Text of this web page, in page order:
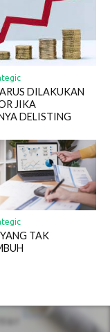
DILAKUKAN
JIKA
DELISTING
TAK